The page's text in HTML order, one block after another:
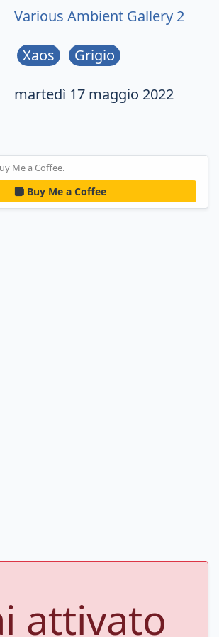
Various Ambient Gallery 2
Xaos Grigio
martedì 17 maggio 2022
Me a Coffee.
Buy Me a Coffee
attivato